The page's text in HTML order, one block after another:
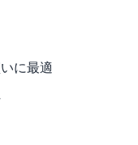
に最適